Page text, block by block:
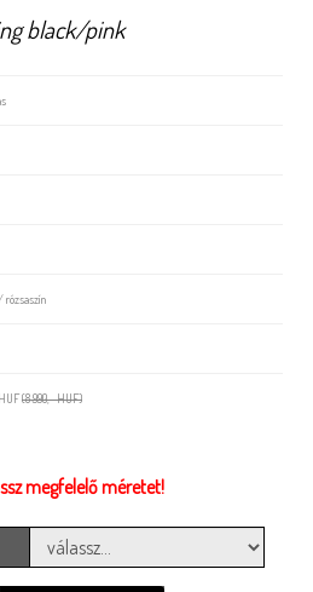
black/pink
(8 990,- HUF)
megfelelő méretet!